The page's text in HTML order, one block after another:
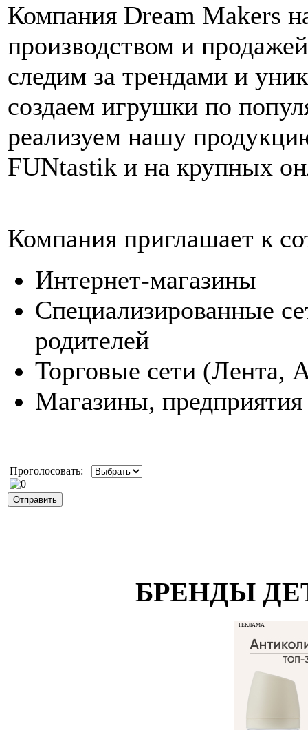
Компания Dream Makers
производством и
следим за трендами и
создаем игрушки по
реализуем нашу
FUNtastik и на крупных
Компания приглашает к
Интернет-магазины
Специализированные
родителей
Торговые сети (Лента,
Магазины,
Проголосовать:
БРЕНДЫ
РЕКЛАМА